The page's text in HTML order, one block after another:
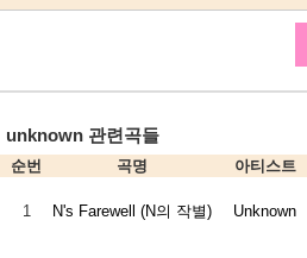
unknown 관련곡들
순번 곡명 아티스트
1 N's Farewell (N의 작별) Unknown